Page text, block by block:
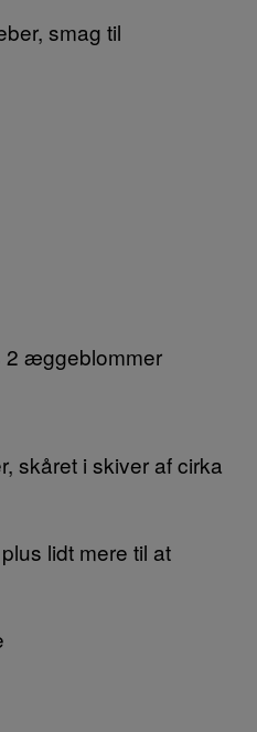
smag til
æggeblommer
skåret i skiver af cirka
lidt mere til at